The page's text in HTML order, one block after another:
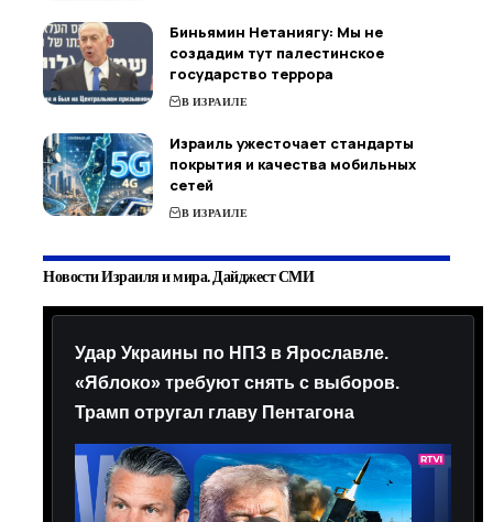
Биньямин Нетаниягу: Мы не
создадим тут палестинское
государство террора
В ИЗРАИЛЕ
Израиль ужесточает стандарты
покрытия и качества мобильных
сетей
В ИЗРАИЛЕ
Новости Израиля и мира. Дайджест СМИ